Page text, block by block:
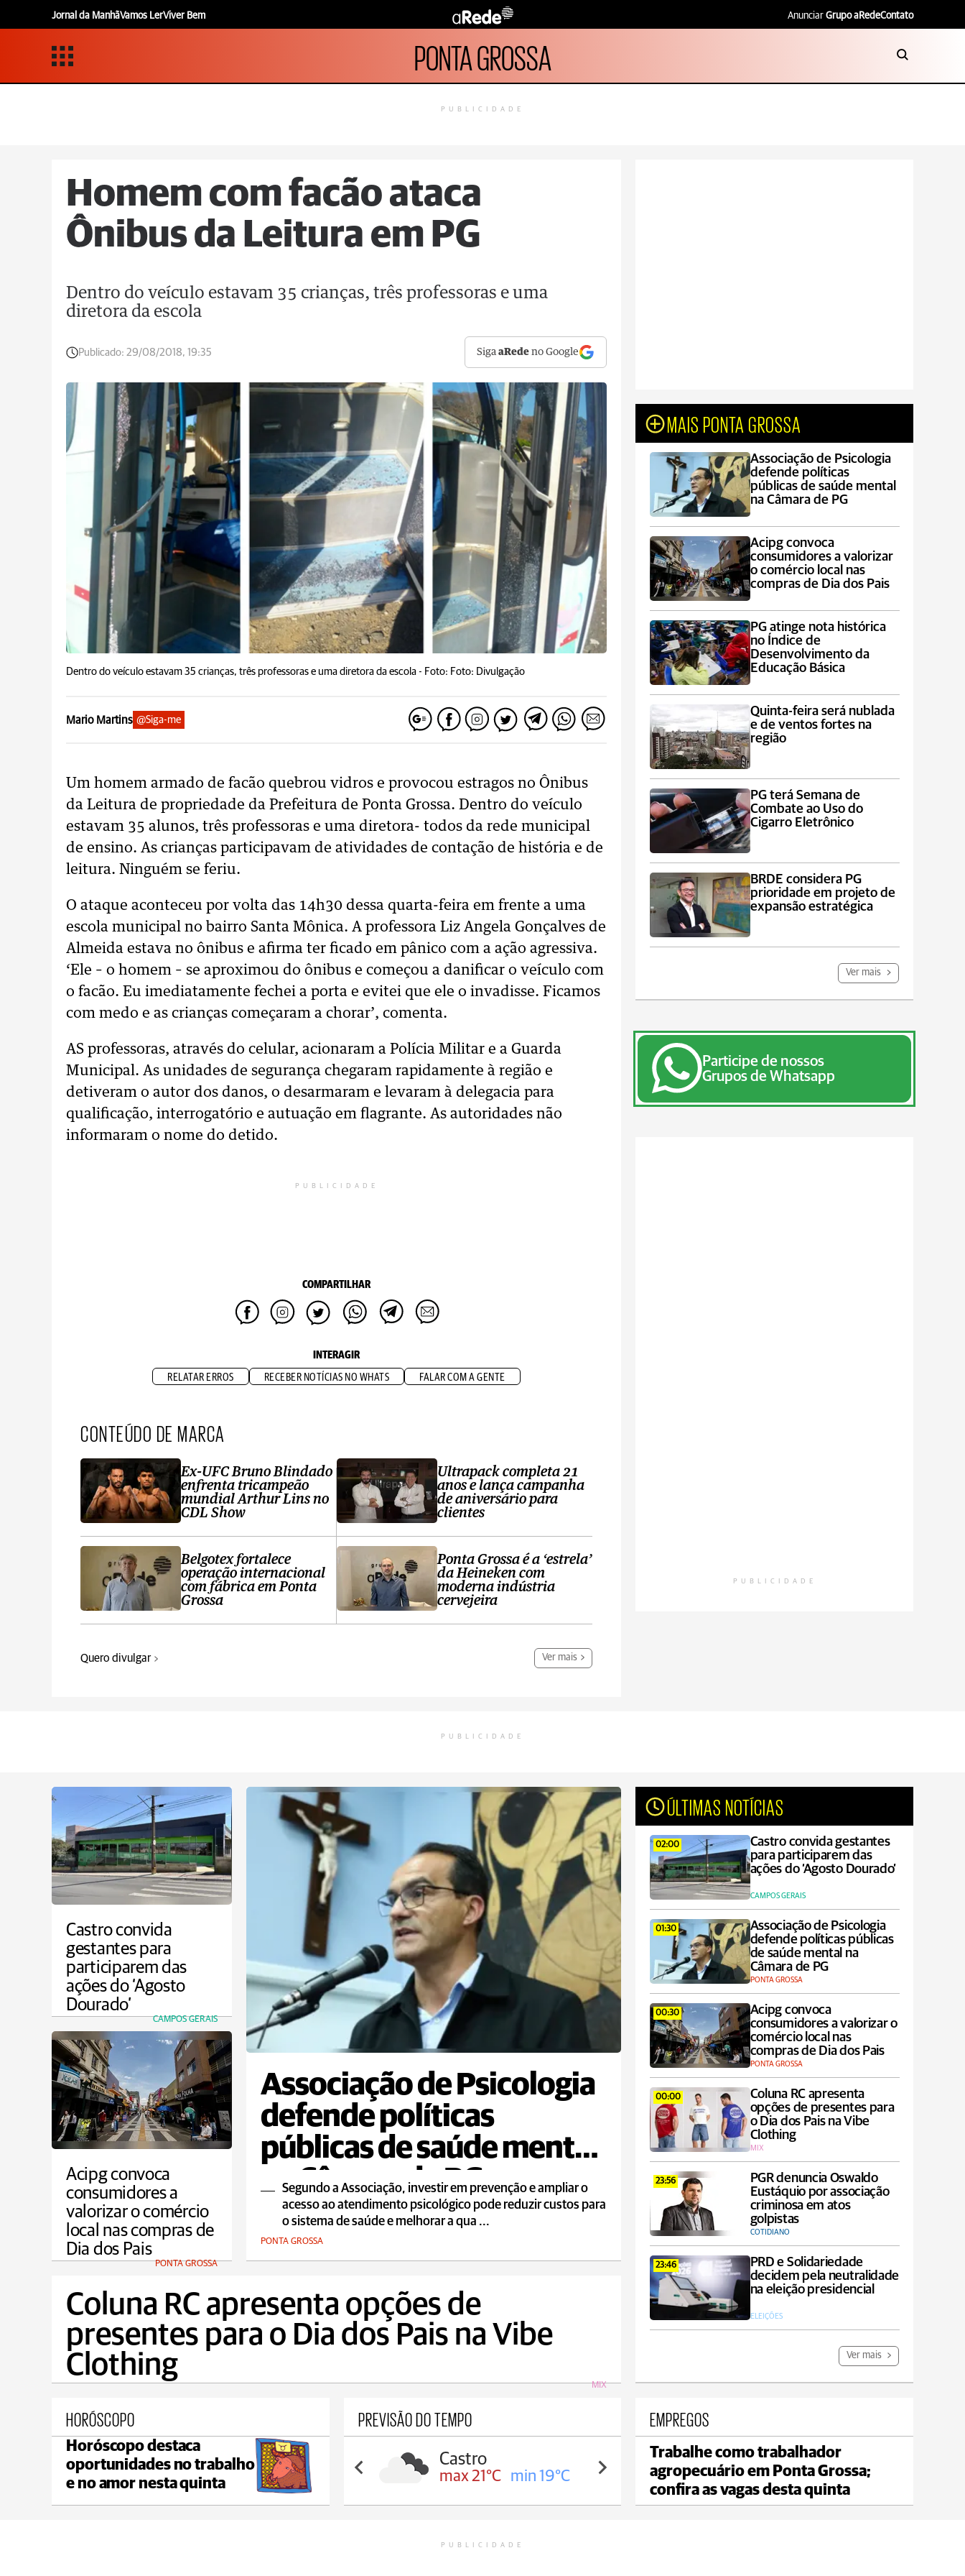
Jornal da ManhãVamos LerViver Bem Anunciar Grupo aRedeContato
PONTA GROSSA
PUBLICIDADE
Homem com facão ataca
Ônibus da Leitura em PG
Dentro do veículo estavam 35 crianças, três professoras e uma
diretora da escola
Publicado: 29/08/2018, 19:35 SigaaRede no Google
Dentro do veículo estavam 35 crianças, três professoras e uma diretora da escola - Foto: Foto: Divulgação
Mario Martins @Siga-me
Um homem armado de facão quebrou vidros e provocou estragos no Ônibus
da Leitura de propriedade da Prefeitura de Ponta Grossa. Dentro do veículo
estavam 35 alunos, três professoras e uma diretora- todos da rede municipal
de ensino. As crianças participavam de atividades de contação de história e de
leitura. Ninguém se feriu.
O ataque aconteceu por volta das 14h30 dessa quarta-feira em frente a uma
escola municipal no bairro Santa Mônica. A professora Liz Angela Gonçalves de
Almeida estava no ônibus e afirma ter ficado em pânico com a ação agressiva.
‘Ele – o homem – se aproximou do ônibus e começou a danificar o veículo com
o facão. Eu imediatamente fechei a porta e evitei que ele o invadisse. Ficamos
com medo e as crianças começaram a chorar’, comenta.
AS professoras, através do celular, acionaram a Polícia Militar e a Guarda
Municipal. As unidades de segurança chegaram rapidamente à região e
detiveram o autor dos danos, o desarmaram e levaram à delegacia para
qualificação, interrogatório e autuação em flagrante. As autoridades não
informaram o nome do detido.
PUBLICIDADE
COMPARTILHAR
INTERAGIR
RELATAR ERROS RECEBER NOTÍCIAS NO WHATS FALAR COM A GENTE
CONTEÚDO DE MARCA
Ex-UFC Bruno Blindado
enfrenta tricampeão
mundial Arthur Lins no
CDL Show
Belgotex fortalece
operação internacional
com fábrica em Ponta
Grossa
Ultrapack completa 21
anos e lança campanha
de aniversário para
clientes
Ponta Grossa é a ‘estrela’
da Heineken com
moderna indústria
cervejeira
Quero divulgar Ver mais
MAIS PONTA GROSSA
Associação de Psicologia
defende políticas
públicas de saúde mental
na Câmara de PG
Acipg convoca
consumidores a valorizar
o comércio local nas
compras de Dia dos Pais
PG atinge nota histórica
no Índice de
Desenvolvimento da
Educação Básica
Quinta-feira será nublada
e de ventos fortes na
região
PG terá Semana de
Combate ao Uso do
Cigarro Eletrônico
BRDE considera PG
prioridade em projeto de
expansão estratégica
Ver mais
Participe de nossos
Grupos de Whatsapp
PUBLICIDADE
PUBLICIDADE
Castro convida
gestantes para
participarem das
ações do ‘Agosto
Dourado’
CAMPOS GERAIS
Associação de Psicologia
defende políticas
públicas de saúde mental
na Câmara de PG
Segundo a Associação, investir em prevenção e ampliar o
acesso ao atendimento psicológico pode reduzir custos para
o sistema de saúde e melhorar a qua ...
PONTA GROSSA
ÚLTIMAS NOTÍCIAS
02:00
Castro convida gestantes
para participarem das
ações do ‘Agosto Dourado’
CAMPOS GERAIS
01:30
Associação de Psicologia
defende políticas públicas
de saúde mental na
Câmara de PG
PONTA GROSSA
00:30
Acipg convoca
consumidores a valorizar o
comércio local nas
compras de Dia dos Pais
PONTA GROSSA
00:00
Coluna RC apresenta
opções de presentes para
o Dia dos Pais na Vibe
Clothing
MIX
23:56
PGR denuncia Oswaldo
Eustáquio por associação
criminosa em atos
golpistas
COTIDIANO
23:46
PRD e Solidariedade
decidem pela neutralidade
na eleição presidencial
ELEIÇÕES
Ver mais
Acipg convoca
consumidores a
valorizar o comércio
local nas compras de
Dia dos Pais
PONTA GROSSA
Coluna RC apresenta opções de
presentes para o Dia dos Pais na Vibe
Clothing
MIX
HORÓSCOPO
Horóscopo destaca
oportunidades no trabalho
e no amor nesta quinta
PREVISÃO DO TEMPO
Castro
max 21°C min 19°C
Carambeí
max 21°C min 18°C
Jaguariaíva
max 21°C min 20°C
EMPREGOS
Trabalhe como trabalhador
agropecuário em Ponta Grossa;
confira as vagas desta quinta
PUBLICIDADE